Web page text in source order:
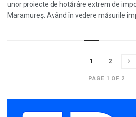
unor proiecte de hotărâre extrem de
Maramureș. Având în vedere măsurile
PAGE 1 OF 2
1 2